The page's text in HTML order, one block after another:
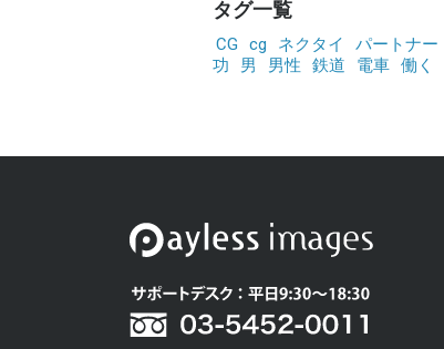
タグ一覧
CG cg ネクタイ パートナー
功
男 男性 鉄道 電車 働く